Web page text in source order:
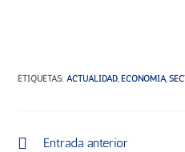
ETIQUETAS:ACTUALIDAD, ECONOMÍA,
Entrada anterior